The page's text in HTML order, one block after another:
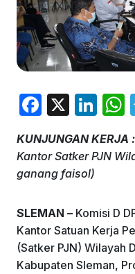
F
c
e
o
o
k
X
Li
k
n
KUNJUNGAN KERJA :
Kantor Satker PJN
ganang faisol)
SLEMAN – Komisi D
Kantor Satuan Kerja
(Satker PJN) Wilayah
Kabupaten Sleman,